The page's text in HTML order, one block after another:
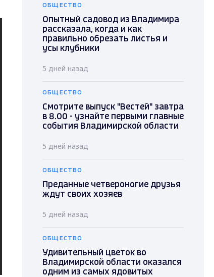
ОБЩЕСТВО
Опытный садовод из Владимира
рассказала, когда и как
правильно обрезать листья и
усы клубники
5 дней назад
ОБЩЕСТВО
Смотрите выпуск "Вестей" завтра
в 8.00 - узнайте первыми главные
события Владимирской области
5 дней назад
ОБЩЕСТВО
Преданные четвероногие друзья
ждут своих хозяев
5 дней назад
ОБЩЕСТВО
Удивительный цветок во
Владимирской области оказался
одним из самых ядовитых